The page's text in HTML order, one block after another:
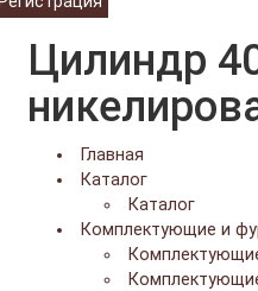
Цилиндр
Главная
Каталог
Каталог
Комплектующие и